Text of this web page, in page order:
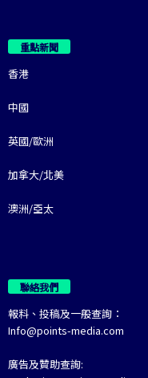
重點新聞
香港
中國
英國/歐洲
加拿大/北美
澳洲/亞太
聯絡我們
報料、投稿及一般查詢：
Info@points-media.com
廣告及贊助查詢: